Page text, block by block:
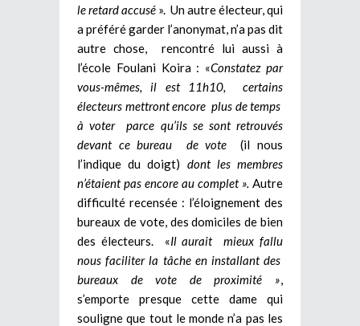
le retard accusé ». Un autre électeur, qui
a préféré garder l’anonymat, n’a pas dit
autre chose, rencontré lui aussi à
l’école Foulani Koira : «Constatez par
vous-mêmes, il est 11h10, certains
électeurs mettront encore plus de temps
à voter parce qu’ils se sont retrouvés
devant ce bureau de vote(il nous
l’indique du doigt) dont les membres
n’étaient pas encore au complet ». Autre
difficulté recensée : l’éloignement des
bureaux de vote, des domiciles de bien
des électeurs. «Il aurait mieux fallu
nous faciliter la tâche en installant des
bureaux de vote de proximité »
s’emporte presque cette dame qui
souligne que tout le monde n’a pas les